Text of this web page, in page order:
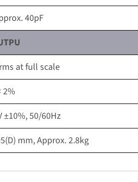
40pF
at full scale
2%
±10%, 50/60Hz
mm, Approx. 2.8kg